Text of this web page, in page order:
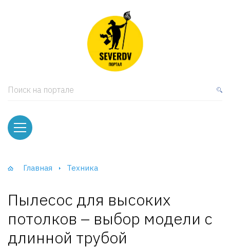
Поиск на портале
Главная Техника
Пылесос для высоких
потолков – выбор модели с
длинной трубой
и тумбы